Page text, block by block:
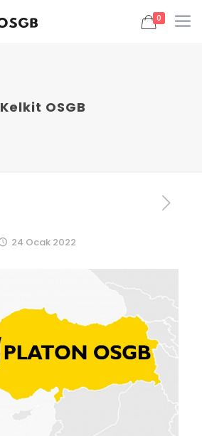
0
Kelkit OSGB
24 Ocak 2022